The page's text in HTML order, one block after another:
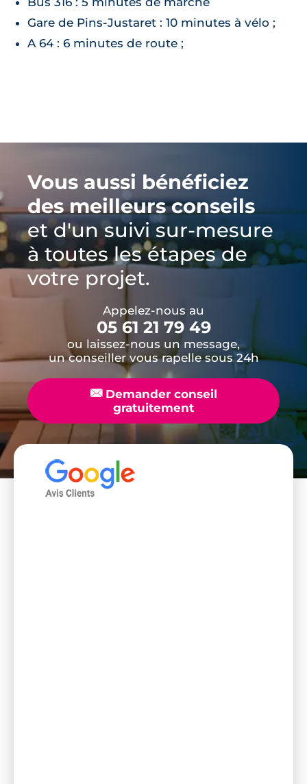
Gare de Pins-Justaret : 10 minutes à vélo ;
A 64 : 6 minutes de route ;
Vous aussi bénéficiez
des meilleurs conseils
et d'un suivi sur-mesure
à toutes les étapes de
votre projet.
Appelez-nous au
05 61 21 79 49
ou laissez-nous un message,
un conseiller vous rapelle sous 24h
📧Demander conseil
gratuitement